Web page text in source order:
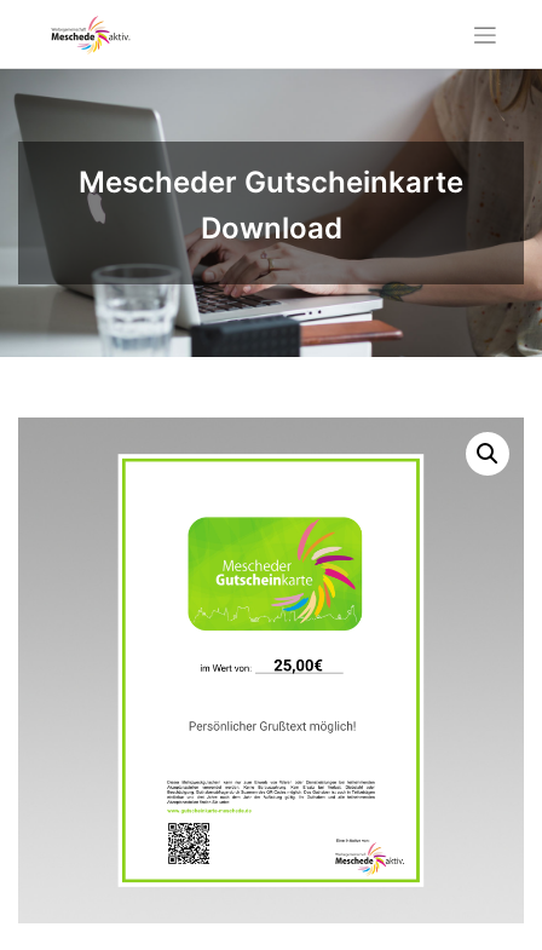
Mescheder Gutscheinkarte
Download